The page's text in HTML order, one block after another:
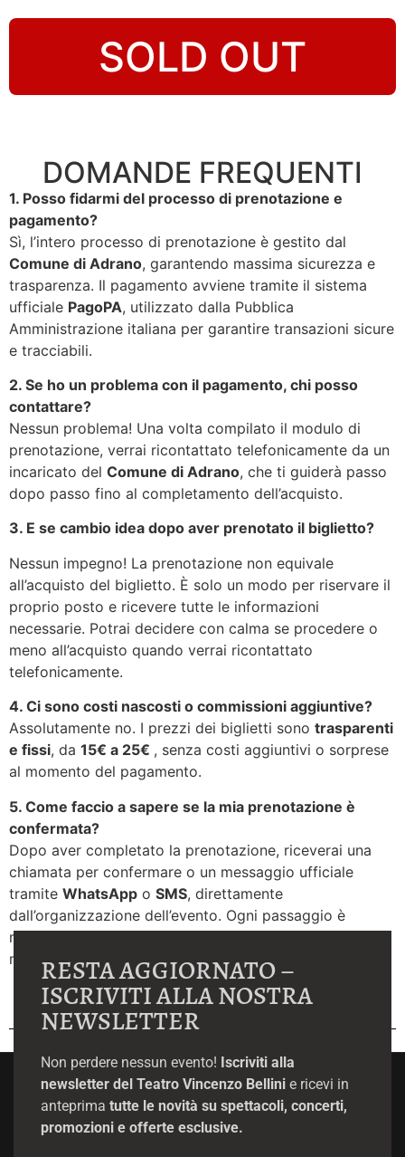
SOLD OUT
DOMANDE FREQUENTI
1. Posso fidarmi del processo di prenotazione e
pagamento?
Sì, l’intero processo di prenotazione è gestito dal
Comune di Adrano, garantendo massima sicurezza e
trasparenza. Il pagamento avviene tramite il sistema
ufficiale PagoPA, utilizzato dalla Pubblica
Amministrazione italiana per garantire transazioni sicure
e tracciabili.
2. Se ho un problema con il pagamento, chi posso
contattare?
Nessun problema! Una volta compilato il modulo di
prenotazione, verrai ricontattato telefonicamente da un
incaricato del Comune di Adrano, che ti guiderà passo
dopo passo fino al completamento dell’acquisto.
3. E se cambio idea dopo aver prenotato il biglietto?
Nessun impegno! La prenotazione non equivale
all’acquisto del biglietto. È solo un modo per riservare il
proprio posto e ricevere tutte le informazioni
necessarie. Potrai decidere con calma se procedere o
meno all’acquisto quando verrai ricontattato
telefonicamente.
4. Ci sono costi nascosti o commissioni aggiuntive?
Assolutamente no. I prezzi dei biglietti sono trasparenti
e fissi, da 15€ a 25€ , senza costi aggiuntivi o sorprese
al momento del pagamento.
5. Come faccio a sapere se la mia prenotazione è
confermata?
Dopo aver completato la prenotazione, riceverai una
chiamata per confermare o un messaggio ufficiale
tramite WhatsApp o SMS, direttamente
dall’organizzazione dell’evento. Ogni passaggio è
monitorato dalComune di Adrano, garantendo
massima chiarezza e professionalità.
RESTA AGGIORNATO –
ISCRIVITI ALLA NOSTRA
NEWSLETTER
Non perdere nessun evento! Iscriviti alla
newsletter del Teatro Vincenzo Bellini e ricevi in
anteprima tutte le novità su spettacoli, concerti,
promozioni e offerte esclusive.